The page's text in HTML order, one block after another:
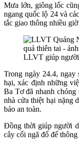
Mưa lớn, giông lốc
ngang quốc lộ 24 và
tắc giao thông nhiều
LLVT giúp người
Trong ngày 24.4, ngay
hại, xác định những
Ba Tơ đã nhanh
nhà cửa thiệt hại nặng
bảo an toàn.
Đồng thời giúp người
cây cối ngã đổ để